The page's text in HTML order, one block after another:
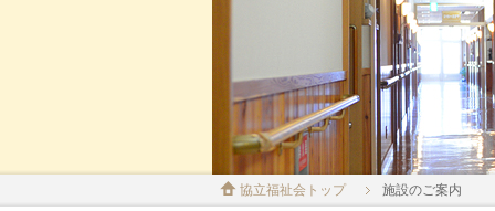
協立福祉会トップ 施設のご案内